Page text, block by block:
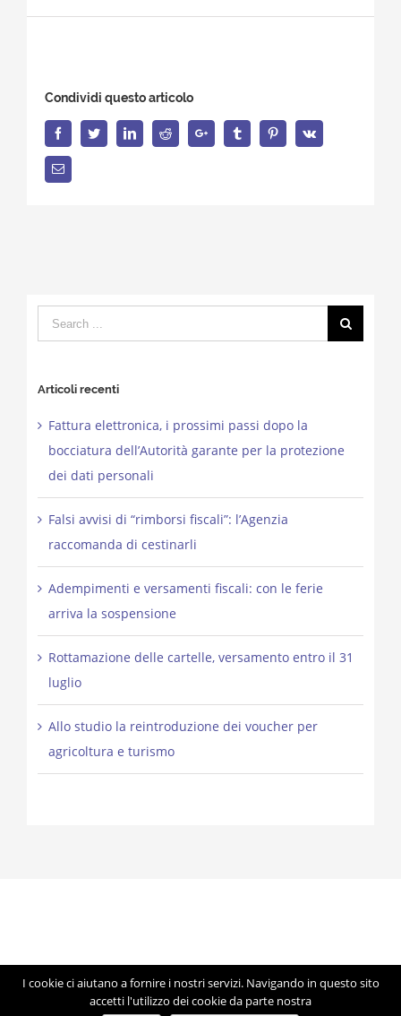
Condividi questo articolo
FacebookTwitterLinkedInReddit Google+ Tumblr PinterestVk
Email
Search
for:
Articoli recenti
Fattura elettronica, i prossimi passi dopo la
bocciatura dell’Autorità garante per la protezione
dei dati personali
Falsi avvisi di “rimborsi fiscali”: l’Agenzia
raccomanda di cestinarli
Adempimenti e versamenti fiscali: con le ferie
arriva la sospensione
Rottamazione delle cartelle, versamento entro il 31
luglio
Allo studio la reintroduzione dei voucher per
agricoltura e turismo
© Copyright 2012 -2026 | Studio Lorigiola | STELE | P.IVA
04041350283 | Made with ♥ byArtmosferausing WordPress
I cookie ci aiutano a fornire i nostri servizi. Navigando in questo sito
accetti l'utilizzo dei cookie da parte nostra